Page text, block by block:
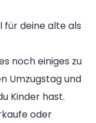
deine alte als
noch einiges zu
Umzugstag und
Kinder hast.
oder